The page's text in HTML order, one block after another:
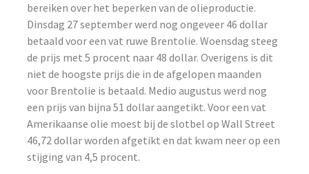
bereiken over het beperken van de olieproductie.
Dinsdag 27 september werd nog ongeveer 46 dollar
betaald voor een vat ruwe Brentolie. Woensdag steeg
de prijs met 5 procent naar 48 dollar. Overigens is dit
niet de hoogste prijs die in de afgelopen maanden
voor Brentolie is betaald. Medio augustus werd nog
een prijs van bijna 51 dollar aangetikt. Voor een vat
Amerikaanse olie moest bij de slotbel op Wall Street
46,72 dollar worden afgetikt en dat kwam neer op een
stijging van 4,5 procent.